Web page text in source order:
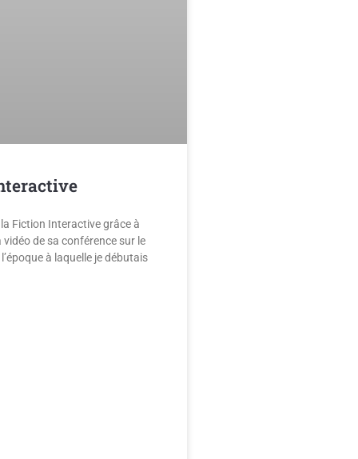
Fiction Interactive grâce à
vidéo de sa conférence sur le
à laquelle je débutais